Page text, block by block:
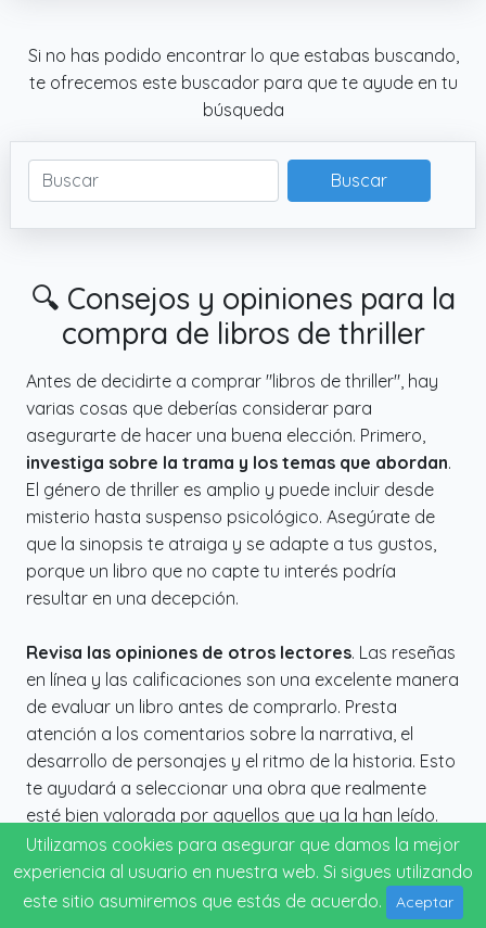
Si no has podido encontrar lo que estabas buscando,
te ofrecemos este buscador para que te ayude en tu
búsqueda
Buscar
🔍 Consejos y opiniones para la
compra de libros de thriller
Antes de decidirte a comprar "libros de thriller", hay
varias cosas que deberías considerar para
asegurarte de hacer una buena elección. Primero,
investiga sobre la trama y los temas que abordan.
El género de thriller es amplio y puede incluir desde
misterio hasta suspenso psicológico. Asegúrate de
que la sinopsis te atraiga y se adapte a tus gustos,
porque un libro que no capte tu interés podría
resultar en una decepción.
Revisa las opiniones de otros lectores. Las reseñas
en línea y las calificaciones son una excelente manera
de evaluar un libro antes de comprarlo. Presta
atención a los comentarios sobre la narrativa, el
desarrollo de personajes y el ritmo de la historia. Esto
te ayudará a seleccionar una obra que realmente
esté bien valorada por aquellos que ya la han leído.
Atiende la reputación del autor. Algunos autores
son reconocidos por su habilidad para crear tramas
Utilizamos cookies para asegurar que damos la mejor
experiencia al usuario en nuestra web. Si sigues utilizando
este sitio asumiremos que estás de acuerdo.
Aceptar